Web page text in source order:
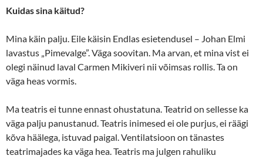
Kuidas sina käitud?
Mina käin palju. Eile käisin Endlas esietendusel – Johan Elmi
lavastus „Pimevalge”. Väga soovitan. Ma arvan, et mina vist ei
olegi näinud laval Carmen Mikiveri nii võimsas rollis. Ta on
väga heas vormis.
Ma teatris ei tunne ennast ohustatuna. Teatrid on sellesse ka
väga palju panustanud. Teatris inimesed ei ole purjus, ei räägi
kõva häälega, istuvad paigal. Ventilatsioon on tänastes
teatrimajades ka väga hea. Teatris ma julgen rahuliku